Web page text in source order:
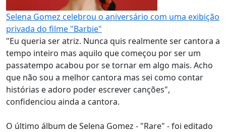
Selena Gomez celebrou o aniversário com uma exibição
privada do filme "Barbie"
"Eu queria ser atriz. Nunca quis realmente ser cantora a
tempo inteiro mas aquilo que começou por ser um
passatempo acabou por se tornar em algo mais. Acho
que não sou a melhor cantora mas sei como contar
histórias e adoro poder escrever canções",
confidenciou ainda a cantora.
O último álbum de Selena Gomez - "Rare" - foi editado